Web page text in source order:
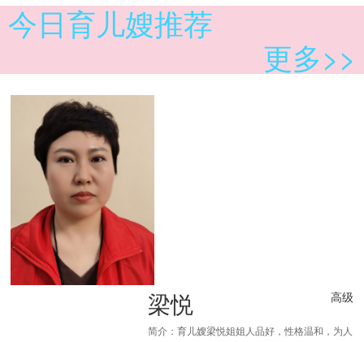
今日育儿嫂推荐
更多>>
梁悦 高级
简介：育儿嫂梁悦姐姐人品好，性格温和，为人